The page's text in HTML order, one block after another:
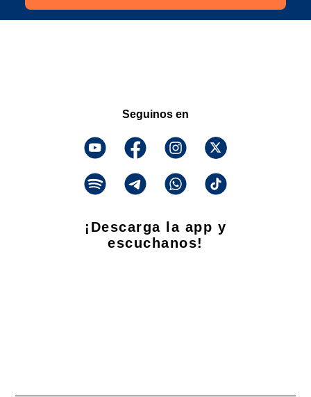
Seguinos en
¡Descarga la app y
escuchanos!